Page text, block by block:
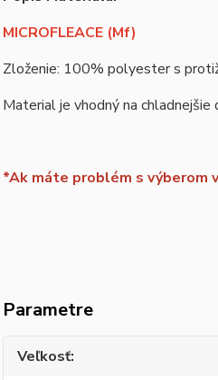
MICROFLEACE (Mf)
Zloženie: 100% polyester s
Material je vhodný na
*Ak máte problém s
Parametre
Veľkosť